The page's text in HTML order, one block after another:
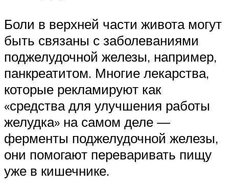
Боли в верхней части живота могут
быть связаны с заболеваниями
поджелудочной железы, например,
панкреатитом. Многие лекарства,
которые рекламируют как
«средства для улучшения работы
желудка» на самом деле —
ферменты поджелудочной железы,
они помогают переваривать пищу
уже в кишечнике.